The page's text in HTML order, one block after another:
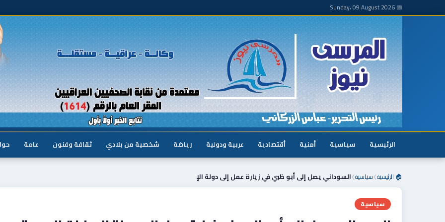
📅 Sunday، 09 August 2026
الرئيسية سياسية أمنية أقتصادية عربية ودولية رياضة شخصية من بلادي ثقافة وفنون عامة
🏠 الرئيسية❯سياسية❯السوداني يصل إلى أبو ظبي في زيارة عمل إلى دولة الإ
سياسية